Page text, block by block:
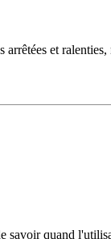
et
savoir quand